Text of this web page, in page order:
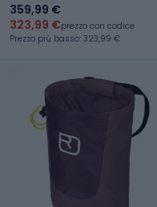
359,99 €
323,99 €prezzo con codice
Prezzo più basso: 323,99 €